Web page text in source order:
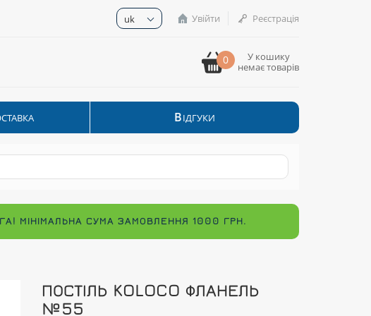
uk Увійти Реєстрація
0
У кошику
немає товарів
ВІДГУКИ
МІНІМАЛЬНА СУМА ЗАМОВЛЕННЯ 1000 ГРН.
ПОСТІЛЬ KOLOCO ФЛАНЕЛЬ
№55